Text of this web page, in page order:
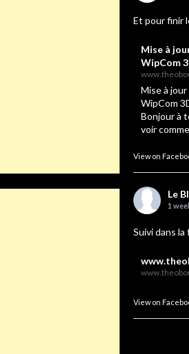
Et pour finir
Mise à
WipCom
Mise à
WipCom
Bonjour à
voir
View on
Le
1
Suivi dans
View on